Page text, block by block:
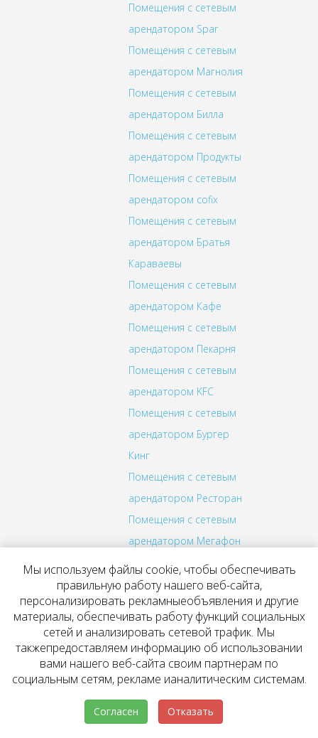
Помещения с сетевым
арендатором Spar
Помещения с сетевым
арендатором Магнолия
Помещения с сетевым
арендатором Билла
Помещения с сетевым
арендатором Продукты
Помещения с сетевым
арендатором cofix
Помещения с сетевым
арендатором Братья
Караваевы
Помещения с сетевым
арендатором Кафе
Помещения с сетевым
арендатором Пекарня
Помещения с сетевым
арендатором KFC
Помещения с сетевым
арендатором Бургер
Кинг
Помещения с сетевым
арендатором Ресторан
Помещения с сетевым
арендатором Мегафон
Помещения с сетевым
арендатором Билайн
Помещения с сетевым
арендатором МТС
Помещения с сетевым
арендатором Аптека
арендатором Планета
Мы используем файлы cookie, чтобы обеспечивать
правильную работу нашего веб-сайта,
персонализировать рекламныеобъявления и другие
материалы, обеспечивать работу функций социальных
сетей и анализировать сетевой трафик. Мы
такжепредоставляем информацию об использовании
вами нашего веб-сайта своим партнерам по
социальным сетям, рекламе ианалитическим системам.
Согласен Отказать